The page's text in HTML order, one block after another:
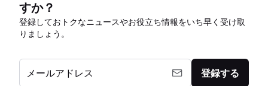
すか？
登録しておトクなニュースやお役立ち情報をいち早く受け取
りましょう。
メールアドレス 登録する